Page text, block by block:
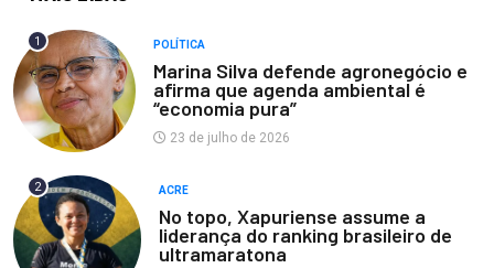
1 POLÍTICA
Marina Silva defende agronegócio e
afirma que agenda ambiental é
“economia pura”
23 de julho de 2026
2 ACRE
No topo, Xapuriense assume a
liderança do ranking brasileiro de
ultramaratona